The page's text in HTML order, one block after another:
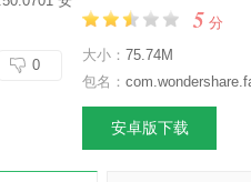
0
5 分
大小： 75.74M
包名：
安卓版下载